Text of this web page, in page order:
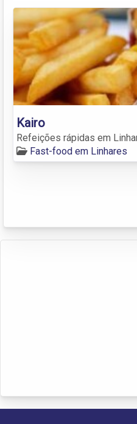
Kairo
Refeições rápidas em
Fast-food em Linhares